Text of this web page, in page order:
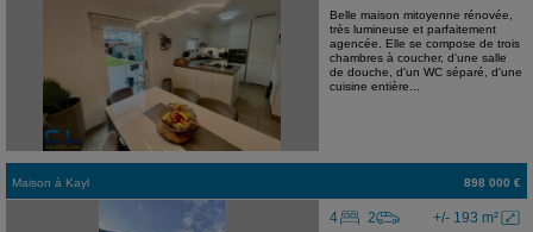
Belle maison mitoyenne rénovée,
très lumineuse et parfaitement
agencée. Elle se compose de trois
chambres à coucher, d'une salle
de douche, d'un WC séparé, d'une
cuisine entière...
Maison à Kayl 898 000 €
+/- 193 m²
4 2